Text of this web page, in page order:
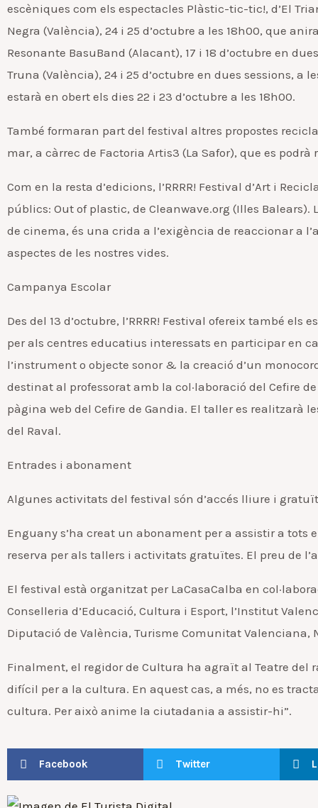
escèniques com els espectacles Plàstic-tic-tic!, d’El
Negra (València), 24 i 25 d’octubre a les 18h00, que
Resonante BasuBand (Alacant), 17 i 18 d’octubre en
Truna (València), 24 i 25 d’octubre en dues sessions, a
estarà en obert els dies 22 i 23 d’octubre a les 18h00.
També formaran part del festival altres propostes
mar, a càrrec de Factoria Artis3 (La Safor), que es
Com en la resta d’edicions, l’RRRR! Festival d’Art i
públics: Out of plastic, de Cleanwave.org (Illes
de cinema, és una crida a l’exigència de reaccionar a
aspectes de les nostres vides.
Campanya Escolar
Des del 13 d’octubre, l’RRRR! Festival ofereix també
per als centres educatius interessats en participar en
l’instrument o objecte sonor & la creació d’un
destinat al professorat amb la col·laboració del Cefire
pàgina web del Cefire de Gandia. El taller es realitzarà
del Raval.
Entrades i abonament
Algunes activitats del festival són d’accés lliure i
Enguany s’ha creat un abonament per a assistir a
reserva per als tallers i activitats gratuïtes. El preu de
El festival està organitzat per LaCasaCalba en
Conselleria d’Educació, Cultura i Esport, l’Institut
Diputació de València, Turisme Comunitat Valenciana,
Finalment, el regidor de Cultura ha agraït al Teatre
difícil per a la cultura. En aquest cas, a més, no es
cultura. Per això anime la ciutadania a assistir-hi”.
Facebook Twitter